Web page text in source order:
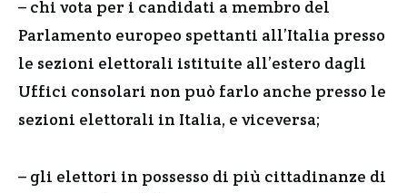
– chi vota per i candidati a membro del
Parlamento europeo spettanti all’Italia presso
le sezioni elettorali istituite all’estero dagli
Uffici consolari non può farlo anche presso le
sezioni elettorali in Italia, e viceversa;
– gli elettori in possesso di più cittadinanze di